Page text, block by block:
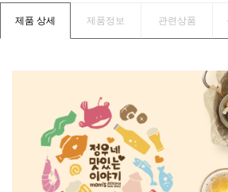
제품 상세 제품정보 관련상품